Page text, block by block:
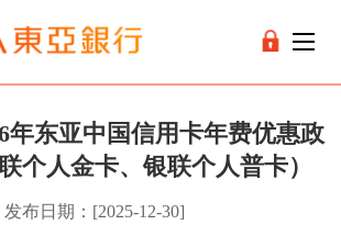
年东亚中国信用卡年费优惠政
个人金卡、银联个人普卡）
发布日期：[2025-12-30]